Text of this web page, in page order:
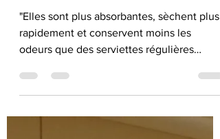
23 févr. 2022
M. François Lambert
commente nos serviettes